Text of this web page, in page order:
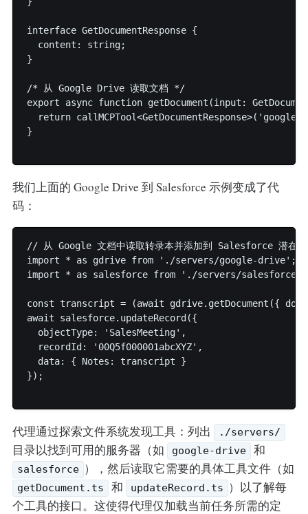
interface GetDocumentResponse {
  content: string;
}
/* 从 Google Drive 读取文档 */
export async function getDocument(input:
return
}
我们上面的 Google Drive 到 Salesforce 示例变成了代
码：
// 从 Google 文档中读取转录本并添加到 Salesforce 潜在客
import * as gdrive from './servers/google-drive';
import * as salesforce from './servers/salesforce';
const transcript = (await gdrive.getDocument({
await salesforce.updateRecord({
  objectType: 'SalesMeeting',
  recordId: '00Q5f000001abcXYZ',
  data: { Notes: transcript }
});
代理通过探索文件系统发现工具：列出 ./servers/
目录以找到可用的服务器（如 google-drive 和
salesforce ），然后读取它需要的具体工具文件（如
getDocument.ts 和 updateRecord.ts ）以了解每
个工具的接口。这使得代理仅加载当前任务所需的定